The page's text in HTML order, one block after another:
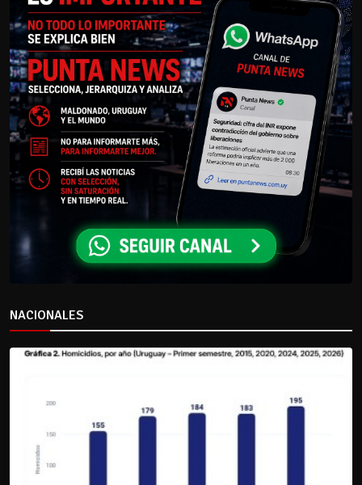
NACIONALES